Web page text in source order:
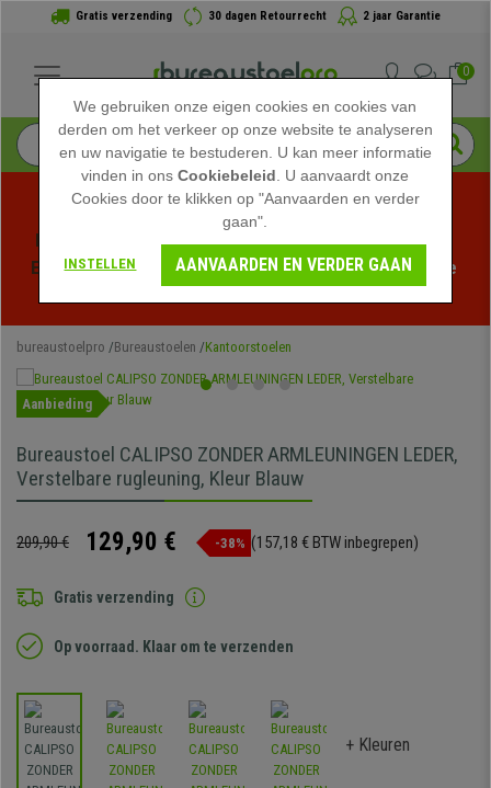
Gratis verzending 30 dagen Retourrecht 2 jaar Garantie
0
Profiteer van de Zomeruitverkoop bij bureaustoelpro!
Exclusieve kortingen voor een beperkte tijd - Bekijk de
bureaustoelpro Bureaustoelen Kantoorstoelen
Aanbieding
Bureaustoel CALIPSO ZONDER ARMLEUNINGEN LEDER,
Verstelbare rugleuning, Kleur Blauw
209,90 € 129,90 € -38% (157,18 € BTW inbegrepen)
Gratis verzending
Op voorraad. Klaar om te verzenden
+ Kleuren
We gebruiken onze eigen cookies en cookies van
derden om het verkeer op onze website te analyseren
en uw navigatie te bestuderen. U kan meer informatie
vinden in onsCookiebeleid . U aanvaardt onze
Cookies door te klikken op "Aanvaarden en verder
gaan".
INSTELLEN AANVAARDEN EN VERDER GAAN